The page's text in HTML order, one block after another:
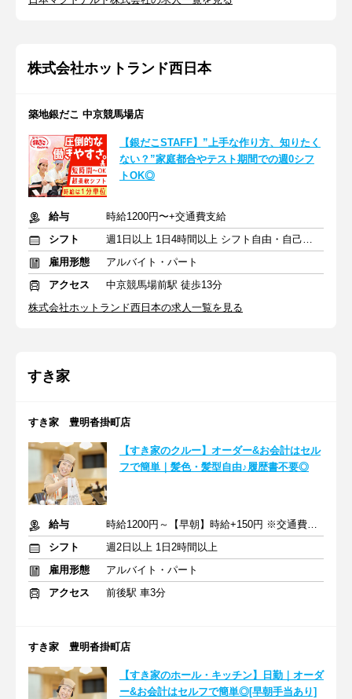
株式会社ホットランド西日本
築地銀だこ 中京競馬場店
【銀だこSTAFF】”上手な作り方、知りたく
ない？”家庭都合やテスト期間での週0シフ
トOK◎
給与
時給1200円〜+交通費支給
シフト
週1日以上 1日4時間以上 シフト自由・自己申告
雇用形態
アルバイト・パート
アクセス
中京競馬場前駅 徒歩13分
株式会社ホットランド西日本の求人一覧を見る
すき家
すき家 豊明沓掛町店
【すき家のクルー】オーダー&お会計はセル
フで簡単｜髪色・髪型自由♪履歴書不要◎
給与
時給1200円～【早朝】時給+150円 ※交通費支給
シフト
週2日以上 1日2時間以上
雇用形態
アルバイト・パート
アクセス
前後駅 車3分
すき家 豊明沓掛町店
【すき家のホール・キッチン】日勤｜オーダ
ー&お会計はセルフで簡単◎[早朝手当あり]